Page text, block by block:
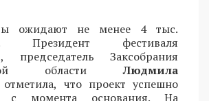
ожидают не менее 4 тыс.
Президент фестиваля
председатель Заксобрания
областиЛюдмила
отметила, что проект успешно
с момента основания. На